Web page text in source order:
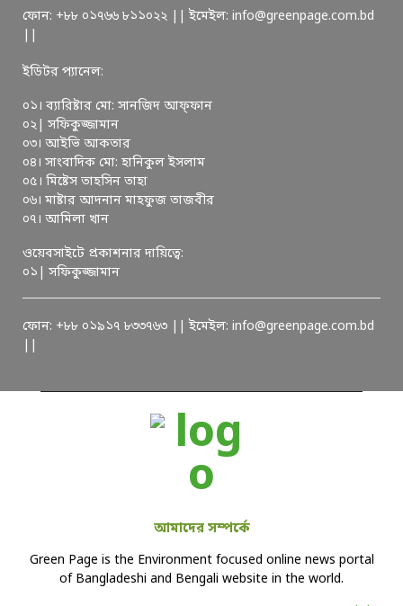
ফোন: +৮৮ ০১৭৬৬ ৮১১০২২ || ইমেইল: info@greenpage.com.bd
ইডিটর প্যানেল:
০১। ব্যারিষ্টার মো: সানজিদ আফ্ফান
০২| সফিকুজ্জামান
০৩। আইভি আকতার
০৪। সাংবাদিক মো: হানিকুল ইসলাম
০৫। মিষ্টেস তাহসিন তাহা
০৬। মাষ্টার আদনান মাহফুজ তাজবীর
০৭। আমিলা খান
ওয়েবসাইটে প্রকাশনার দায়িত্বে:
০১| সফিকুজ্জামান
ফোন: +৮৮ ০১৯১৭ ৮৩৩৭৬৩ || ইমেইল: info@greenpage.com.bd
আমাদের সম্পর্কে
Green Page is the Environment focused online news portal
of Bangladeshi and Bengali website in the world.